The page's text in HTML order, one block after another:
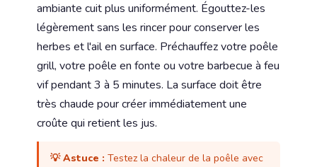
ambiante cuit plus uniformément. Égouttez-les
légèrement sans les rincer pour conserver les
herbes et l'ail en surface. Préchauffez votre poêle
grill, votre poêle en fonte ou votre barbecue à feu
vif pendant 3 à 5 minutes. La surface doit être
très chaude pour créer immédiatement une
croûte qui retient les jus.
💡 Astuce : Testez la chaleur de la poêle avec